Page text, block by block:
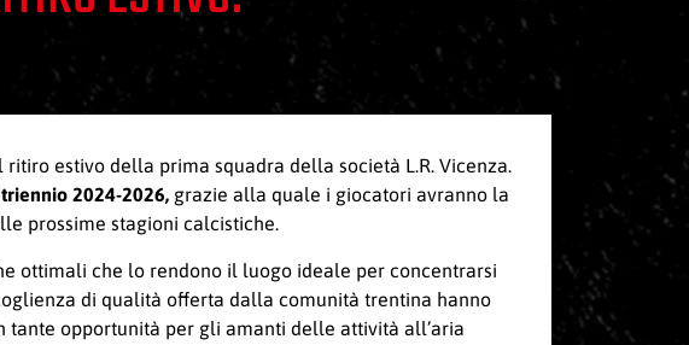
estivo della prima squadra della società L.R. Vicenza.
2024-2026, grazie alla quale i giocatori avranno la
prossime stagioni calcistiche.
ottimali che lo rendono il luogo ideale per concentrarsi
di qualità offerta dalla comunità trentina hanno
tante opportunità per gli amanti delle attività all’aria